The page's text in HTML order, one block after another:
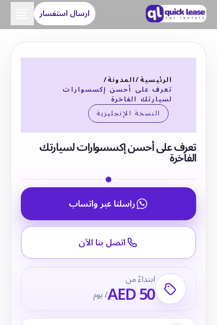
ارسال استفسار
الرئيسية/المدونة/
تعرف على أحسن إكسسوارات
لسيارتك الفاخرة
النسخة الإنجليزية
تعرف على أحسن إكسسوارات لسيارتك
الفاخرة
راسلنا عبر واتساب
اتصل بنا الآن
ابتداءً من
AED 50/ يوم